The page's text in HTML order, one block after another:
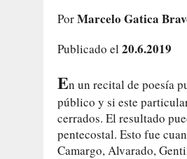
PorMarcelo Gatica
Publicado el 20.6.2019
En un recital de poesía
público y si este
cerrados. El resultado
pentecostal. Esto fue
Camargo, Alvarado,